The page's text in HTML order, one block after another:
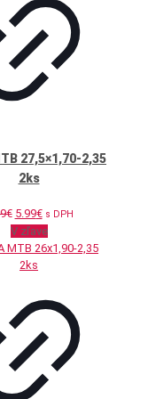
27,5×1,70-2,35
2ks
€ Pôvodná
cena
bola:
7.99€.
5.99€Aktuálna
cena
je:
s DPH
V zľave